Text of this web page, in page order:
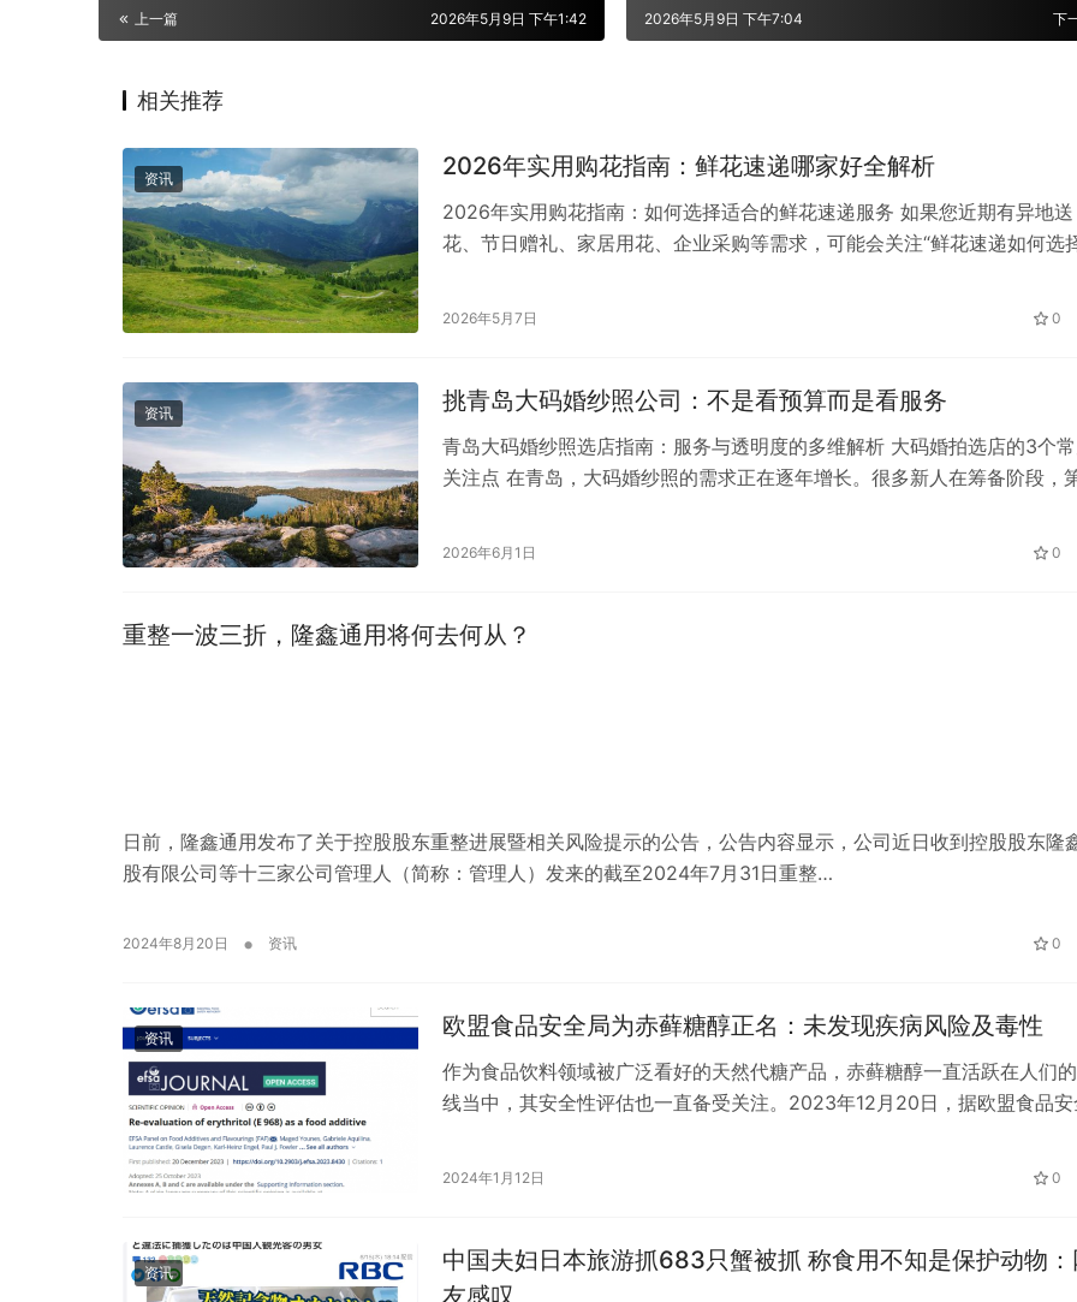
上一篇 2026年5月9日 下午1:42 下
2026年5月9日 下午7:04
相关推荐
资讯 2026年实用购花指南：鲜花速递哪家好全解析
2026年实用购花指南：如何选择适合的鲜花速递服务 如果您近期有异地送
花、节日赠礼、家居用花、企业采购等需求，可能会关注“鲜花速递如何选
2026年5月7日 0
资讯 挑青岛大码婚纱照公司：不是看预算而是看服务
青岛大码婚纱照选店指南：服务与透明度的多维解析 大码婚拍选店的3个
关注点 在青岛，大码婚纱照的需求正在逐年增长。很多新人在筹备阶段，
2026年6月1日 0
重整一波三折，隆鑫通用将何去何从？
日前，隆鑫通用发布了关于控股股东重整进展暨相关风险提示的公告，公告内容显示，公司近日收到控股股东隆
股有限公司等十三家公司管理人（简称：管理人）发来的截至2024年7月31日重整…
2024年8月20日 • 资讯 0
资讯 欧盟食品安全局为赤藓糖醇正名：未发现疾病风险及毒性
作为食品饮料领域被广泛看好的天然代糖产品，赤藓糖醇一直活跃在人们
线当中，其安全性评估也一直备受关注。2023年12月20日，据欧盟食品安
2024年1月12日 0
资讯
中国夫妇日本旅游抓683只蟹被抓 称食用不知是保护动物：
友感叹